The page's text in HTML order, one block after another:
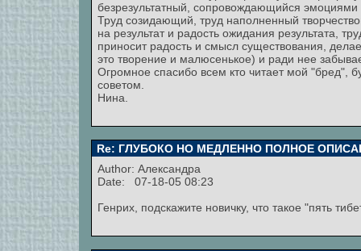
безрезультатный, сопровождающийся
Труд созидающий, труд наполненный
на результат и радость ожидания результата,
приносит радость и смысл существования,
это творение и малюсенькое) и ради нее
Огромное спасибо всем кто читает мой "бред",
советом.
Нина.
Re: ГЛУБОКО НО МЕДЛЕННО ПОЛНОЕ
Author: Александра
Date: 07-18-05 08:23
Генрих, подскажите новичку, что такое "пять